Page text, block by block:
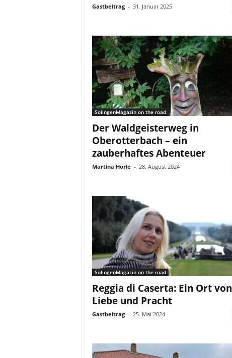
Gastbeitrag - 31. Januar 2025
SolingenMagazin on the road
Der Waldgeisterweg in
Oberotterbach – ein
zauberhaftes Abenteuer
Martina Hörle - 28. August 2024
SolingenMagazin on the road
Reggia di Caserta: Ein Ort von
Liebe und Pracht
Gastbeitrag - 25. Mai 2024